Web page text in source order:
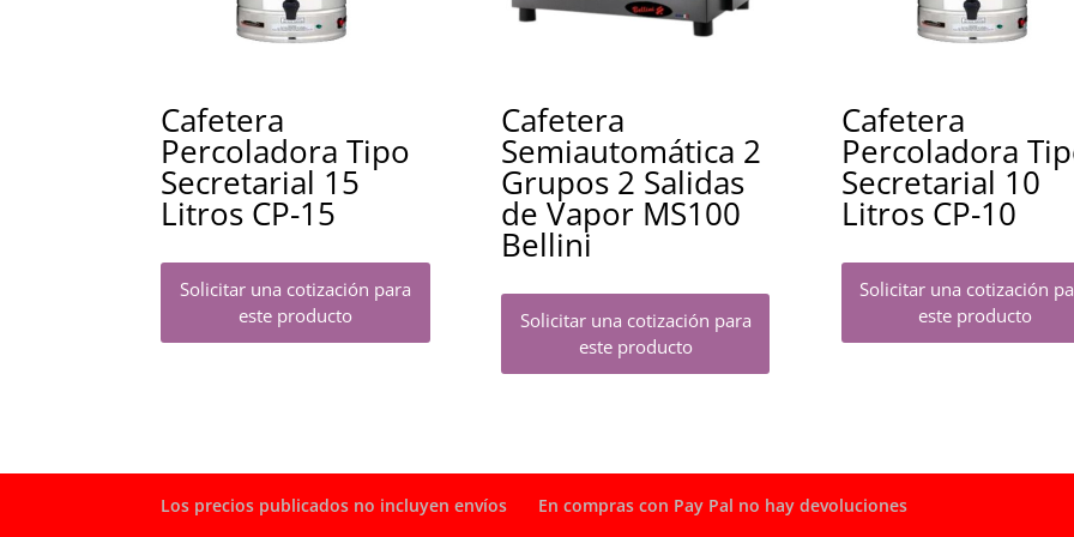
Cafetera
Percoladora Tipo
Secretarial 15
Litros CP-15
Solicitar una cotización para
este producto
Cafetera
Semiautomática 2
Grupos 2 Salidas
de Vapor MS100
Bellini
Solicitar una cotización para
este producto
Cafetera
Percoladora
Secretarial 10
Litros CP-10
Solicitar una cotización
este producto
Los precios publicados no incluyen envíos En compras con Pay Pal no hay devoluciones